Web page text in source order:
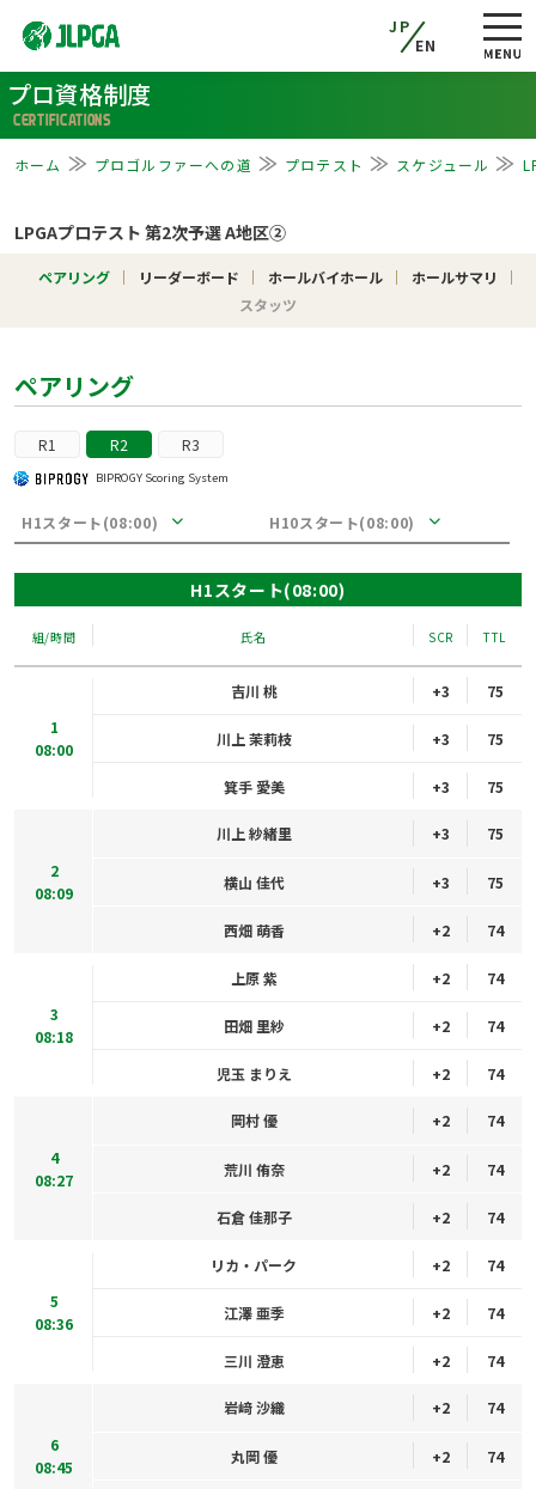
JP
EN
プロ資格制度
CERTIFICATIONS
ホーム プロゴルファーへの道 プロテスト スケジュール
LPGAプロテスト 第2次予選 A地区②
ペアリング リーダーボード ホールバイホール
ホールサマリ
スタッツ
ペアリング
R1 R2 R3
BIPROGY Scoring System
H1スタート(08:00) H10スタート(08:00)
H1スタート(08:00)
組/時間 氏名 SCR TTL
1
08:00
吉川 桃 +3 75
川上 茉莉枝 +3 75
箕手 愛美 +3 75
2
08:09
川上 紗緒里 +3 75
横山 佳代 +3 75
西畑 萌香 +2 74
3
08:18
上原 紫 +2 74
田畑 里紗 +2 74
児玉 まりえ +2 74
4
08:27
岡村 優 +2 74
荒川 侑奈 +2 74
石倉 佳那子 +2 74
5
08:36
リカ・パーク +2 74
江澤 亜季 +2 74
三川 澄恵 +2 74
6
08:45
岩﨑 沙織 +2 74
丸岡 優 +2 74